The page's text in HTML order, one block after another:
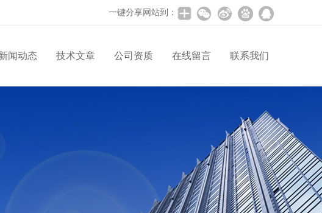
一键分享网站到：
闻动态 技术文章 公司资质 在线留言 联系我们